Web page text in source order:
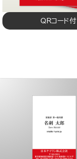
QRコード付